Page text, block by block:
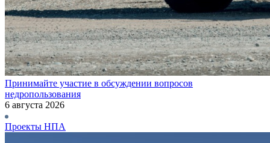
Принимайте участие в обсуждении вопросов
недропользования
6 августа 2026
Проекты НПА